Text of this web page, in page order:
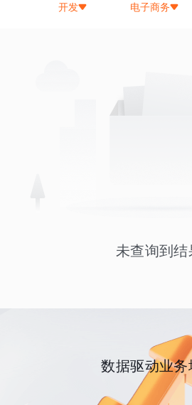
开发 电子商务
未查询到结
数据驱动业务